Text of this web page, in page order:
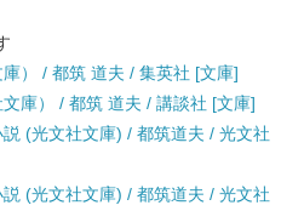
） / 都筑 道夫 / 集英社 [文庫]
庫） / 都筑 道夫 / 講談社 [文庫]
(光文社文庫) / 都筑道夫 / 光文社
(光文社文庫) / 都筑道夫 / 光文社